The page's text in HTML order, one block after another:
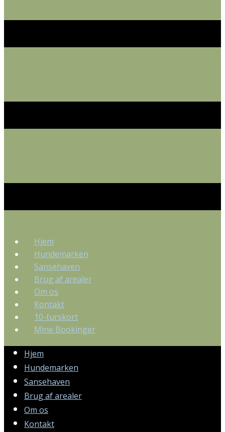
Hjem
Hundemarken
Sansehaven
Brug af arealer
Om os
Kontakt
10-turskort
Mine Bookinger
Hjem
Hundemarken
Sansehaven
Brug af arealer
Om os
Kontakt